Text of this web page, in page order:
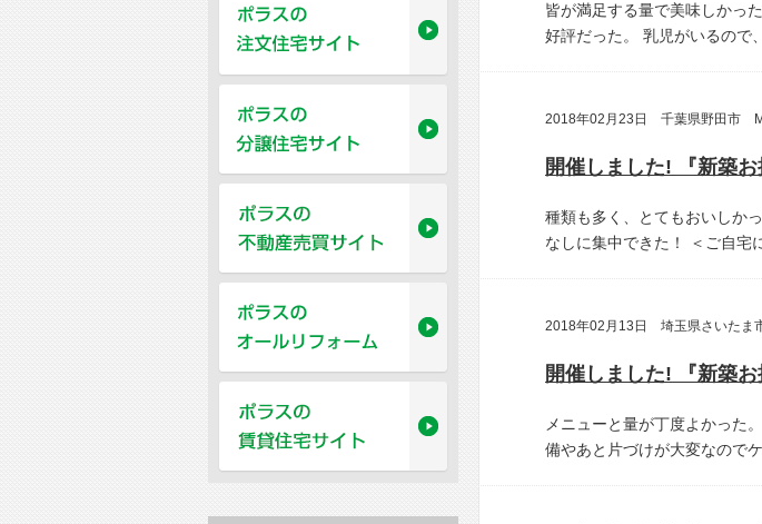
皆が満足する量で美味しかった
好評だった。
乳児がいるので
2018年02月23日 千葉県野田市 M
種類も多く、とてもおいしかっ
なしに集中できた！
＜ご自宅
2018年02月13日 埼玉県さいたま
メニューと量が丁度よかった。
備やあと片づけが大変なので